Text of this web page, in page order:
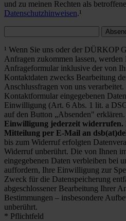
und zu meinen Rechten als
Datenschutzhinweisen.¹
¹ Wenn Sie uns oder der DÜRKOP
Anfragen zukommen lassen, werden
Anfrageformular inklusive der von
Kontaktdaten zwecks Bearbeitung
Anschlussfragen von uns
Kontaktformular eingegebenen
Einwilligung (Art. 6 Abs. 1 lit. a
auf den Button „Absenden" erklären.
Einwilligung jederzeit widerrufen.
Mitteilung per E-Mail an
bis zum Widerruf erfolgten
Widerruf unberührt. Die von Ihnen
eingegebenen Daten verbleiben bei
auffordern, Ihre Einwilligung zur
Zweck für die Datenspeicherung
abgeschlossener Bearbeitung Ihrer
Bestimmungen – insbesondere
unberührt.
* Pflichtfeld